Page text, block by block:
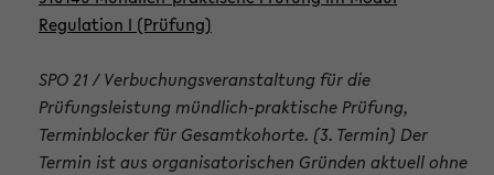
Regulation I (Prüfung)
SPO 21 / Verbuchungsveranstaltung für die
Prüfungsleistung mündlich-praktische Prüfung,
Terminblocker für Gesamtkohorte. (3. Termin) Der
Termin ist aus organisatorischen Gründen aktuell ohne